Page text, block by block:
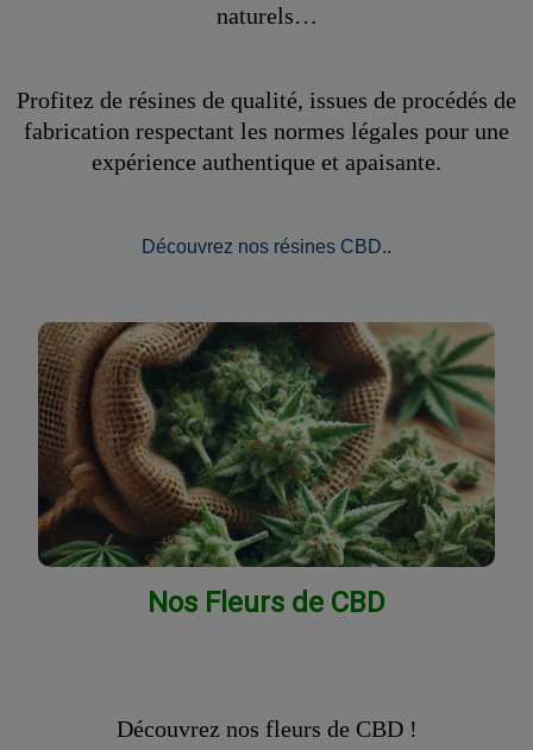
naturels…
Profitez de résines de qualité, issues de procédés de
fabrication respectant les normes légales pour une
expérience authentique et apaisante.
Découvrez nos résines CBD..
Nos Fleurs de CBD
Découvrez nos fleurs de CBD !